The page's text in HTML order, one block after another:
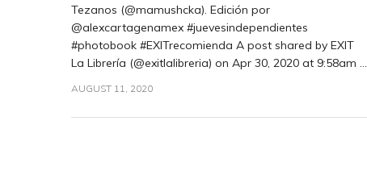
Tezanos (@mamushcka). Edición por
@alexcartagenamex #juevesindependientes
#photobook #EXITrecomienda A post shared by EXIT
La Librería (@exitlalibreria) on Apr 30, 2020 at 9:58am ...
AUGUST 11, 2020